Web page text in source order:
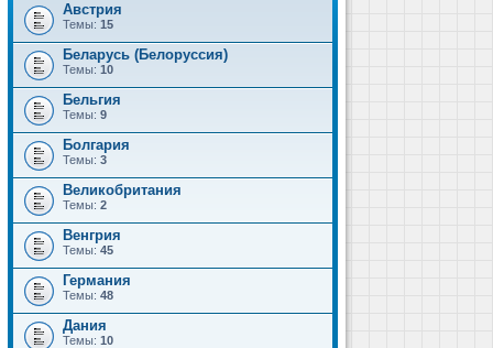
Австрия
Темы: 15
Беларусь (Белоруссия)
Темы: 10
Бельгия
Темы: 9
Болгария
Темы: 3
Великобритания
Темы: 2
Венгрия
Темы: 45
Германия
Темы: 48
Дания
Темы: 10